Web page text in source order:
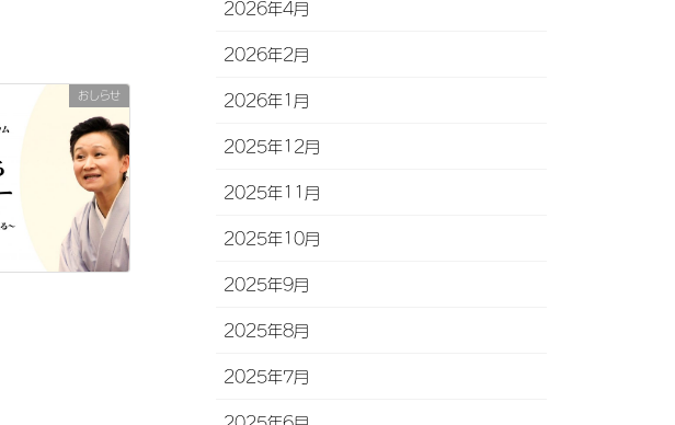
おしらせ
2026年4月
2026年2月
2026年1月
2025年12月
2025年11月
2025年10月
2025年9月
2025年8月
2025年7月